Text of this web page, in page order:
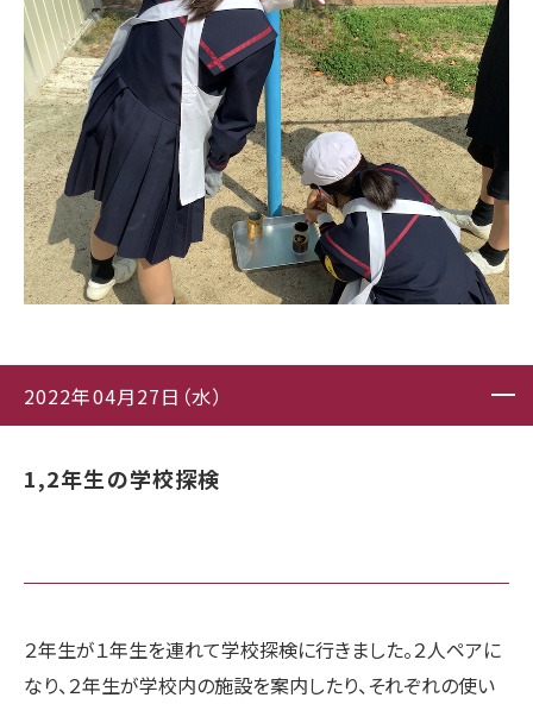
2022年04月27日（水）
1,2年生の学校探検
２年生が１年生を連れて学校探検に行きました。２人ペアに
なり、２年生が学校内の施設を案内したり、それぞれの使い